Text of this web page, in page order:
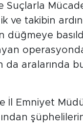
Suçlarla
ve takibin
düğmeye
da aralarında
İl Emniyet